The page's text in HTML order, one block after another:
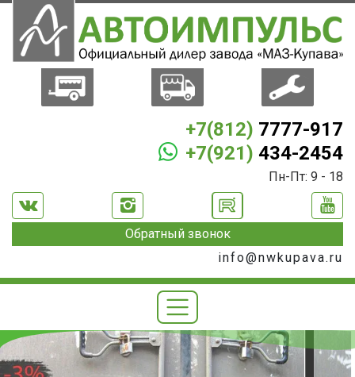
+7(812) 7777-917
+7(921) 434-2454
Пн-Пт: 9 - 18
Обратный звонок
info@nwkupava.ru